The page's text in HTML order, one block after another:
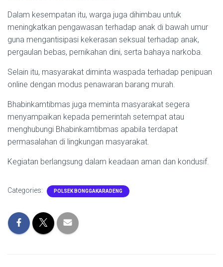
Dalam kesempatan itu, warga juga dihimbau untuk
meningkatkan pengawasan terhadap anak di bawah umur
guna mengantisipasi kekerasan seksual terhadap anak,
pergaulan bebas, pernikahan dini, serta bahaya narkoba.
Selain itu, masyarakat diminta waspada terhadap penipuan
online dengan modus penawaran barang murah.
Bhabinkamtibmas juga meminta masyarakat segera
menyampaikan kepada pemerintah setempat atau
menghubungi Bhabinkamtibmas apabila terdapat
permasalahan di lingkungan masyarakat.
Kegiatan berlangsung dalam keadaan aman dan kondusif.
Categories: POLSEK BONGGAKARADENG